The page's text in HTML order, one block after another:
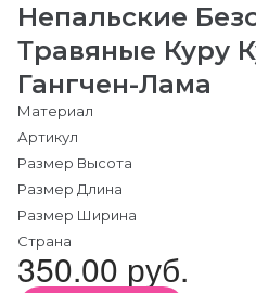
Непальские
Травяные Куру
Гангчен-Лама
Материал
Артикул
Размер Высота
Размер Длина
Размер Ширина
Страна
350.00 руб.